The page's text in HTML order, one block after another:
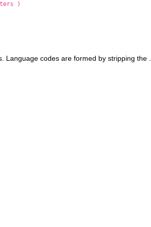
)
Language codes are formed by stripping the